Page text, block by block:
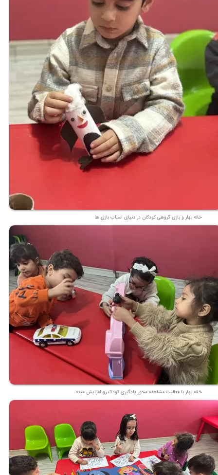
خاله بهار و بازی گروهی کودکان در دنیای اسباب بازی ها
خاله بهار با فعالیت مشاهده محور یادگیری کودک رو افزایش میده